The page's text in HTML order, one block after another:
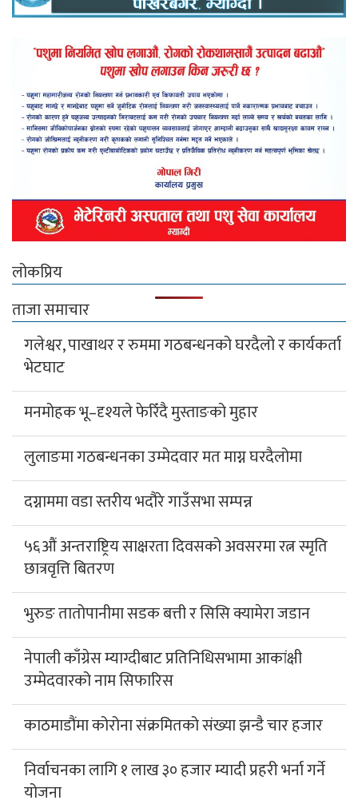
लोकप्रिय
ताजा समाचार
गलेश्वर, पाखाथर र रुममा गठबन्धनको घरदैलो र कार्यकर्ता
भेटघाट
मनमोहक भू–दृश्यले फेरिँदै मुस्ताङको मुहार
लुलाङमा गठबन्धनका उम्मेदवार मत माग्न घरदैलोमा
दग्नाममा वडा स्तरीय भदौरे गाउँसभा सम्पन्न
५६औं अन्तराष्ट्रिय साक्षरता दिवसको अवसरमा रत्न स्मृति
छात्रवृत्ति बितरण
भुरुङ तातोपानीमा सडक बत्ती र सिसि क्यामेरा जडान
नेपाली काँग्रेस म्याग्दीबाट प्रतिनिधिसभामा आकांक्षी
उम्मेदवारको नाम सिफारिस
काठमाडौंमा कोरोना संक्रमितको संख्या झन्डै चार हजार
निर्वाचनका लागि १ लाख ३० हजार म्यादी प्रहरी भर्ना गर्ने
योजना